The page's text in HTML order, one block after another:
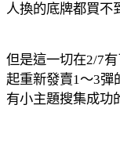
人換的底牌都買不
但是這一切在2/7
起重新發賣1～3彈
有小主題搜集成功